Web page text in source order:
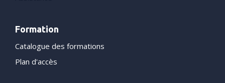
Formation
Catalogue des formations
Plan d'accès